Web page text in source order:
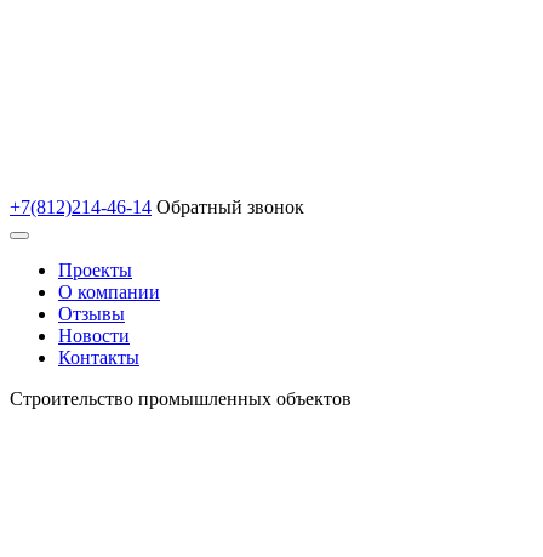
+7(812)214-46-14 Обратный звонок
Проекты
О компании
Отзывы
Новости
Контакты
Строительство промышленных объектов